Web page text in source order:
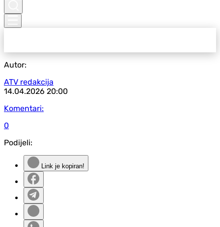
Autor:
ATV redakcija
14.04.2026 20:00
Komentari:
0
Podijeli:
Link je kopiran!